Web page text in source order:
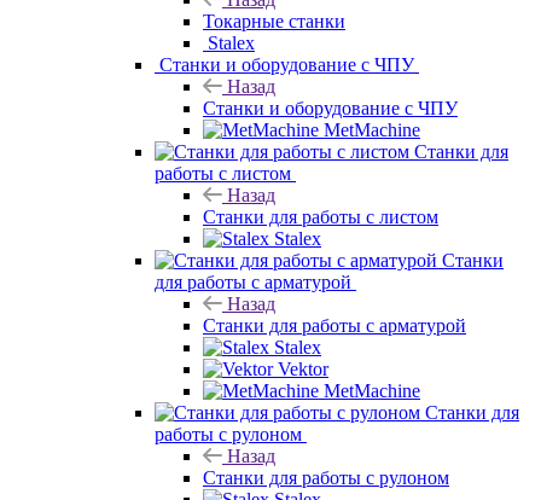
Назад
Сверлильные станки
Stalex
Назад
Токарные станки
Stalex
оборудование с ЧПУ
Назад
Станки и оборудование с ЧПУ
MetMachine
Станки для работы с листом
Назад
Станки для работы с листом
Stalex
Станки для работы с арматурой
Назад
Станки для работы с арматурой
Stalex
Vektor
MetMachine